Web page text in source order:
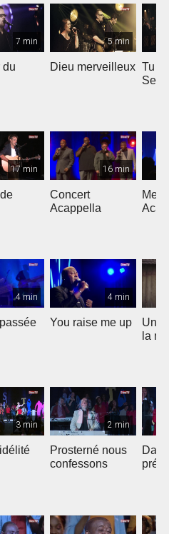
7 min
du
5 min
Dieu merveilleux Tu
17 min 16 min
Concert
Acappella
4 min 4 min
You raise me up
Une
la
3 min 2 min
Prosterné nous
confessons